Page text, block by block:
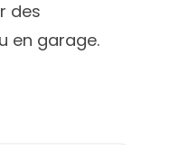
des
en garage.